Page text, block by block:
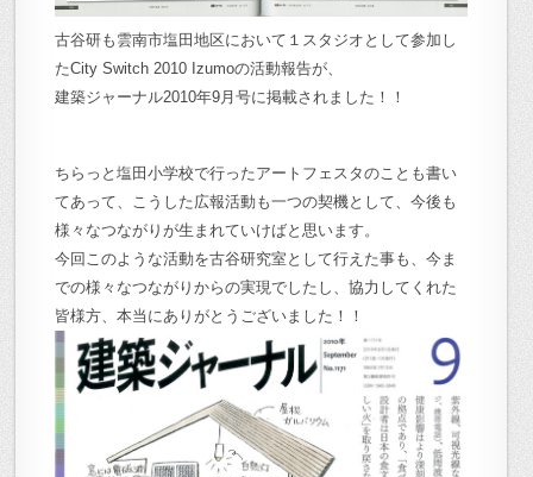
古谷研も雲南市塩田地区において１スタジオとして参加し
たCity Switch 2010 Izumoの活動報告が、
建築ジャーナル2010年9月号に掲載されました！！
ちらっと塩田小学校で行ったアートフェスタのことも書い
てあって、こうした広報活動も一つの契機として、今後も
様々なつながりが生まれていけばと思います。
今回このような活動を古谷研究室として行えた事も、今ま
での様々なつながりからの実現でしたし、協力してくれた
皆様方、本当にありがとうございました！！